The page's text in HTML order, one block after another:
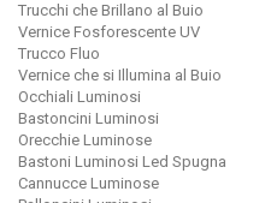
Trucchi che Brillano al Buio
Vernice Fosforescente UV
Trucco Fluo
Vernice che si Illumina al Buio
Occhiali Luminosi
Bastoncini Luminosi
Orecchie Luminose
Bastoni Luminosi Led Spugna
Cannucce Luminose